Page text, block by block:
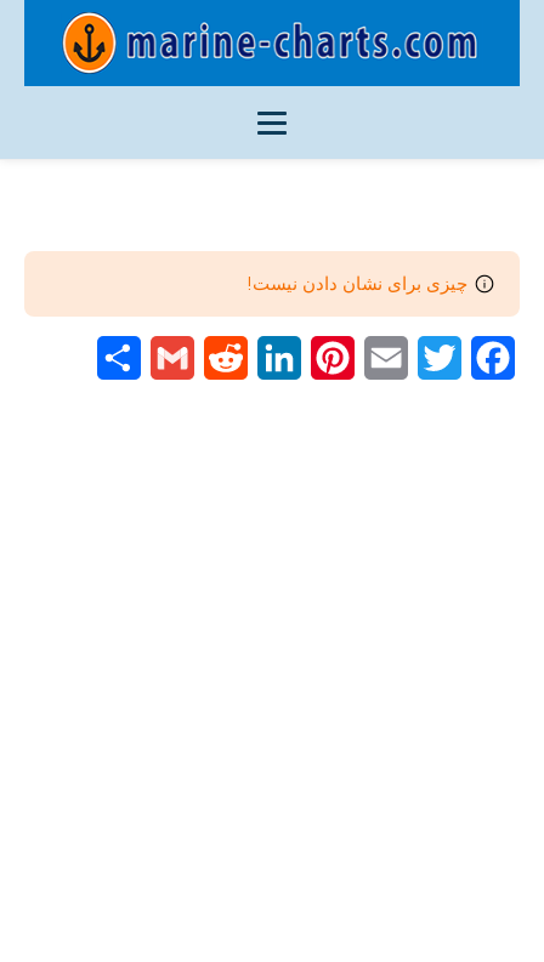
چیزی برای نشان دادن نیست!
Facebook
Twitter
Email
Pinterest
LinkedIn
Reddit
Gmail